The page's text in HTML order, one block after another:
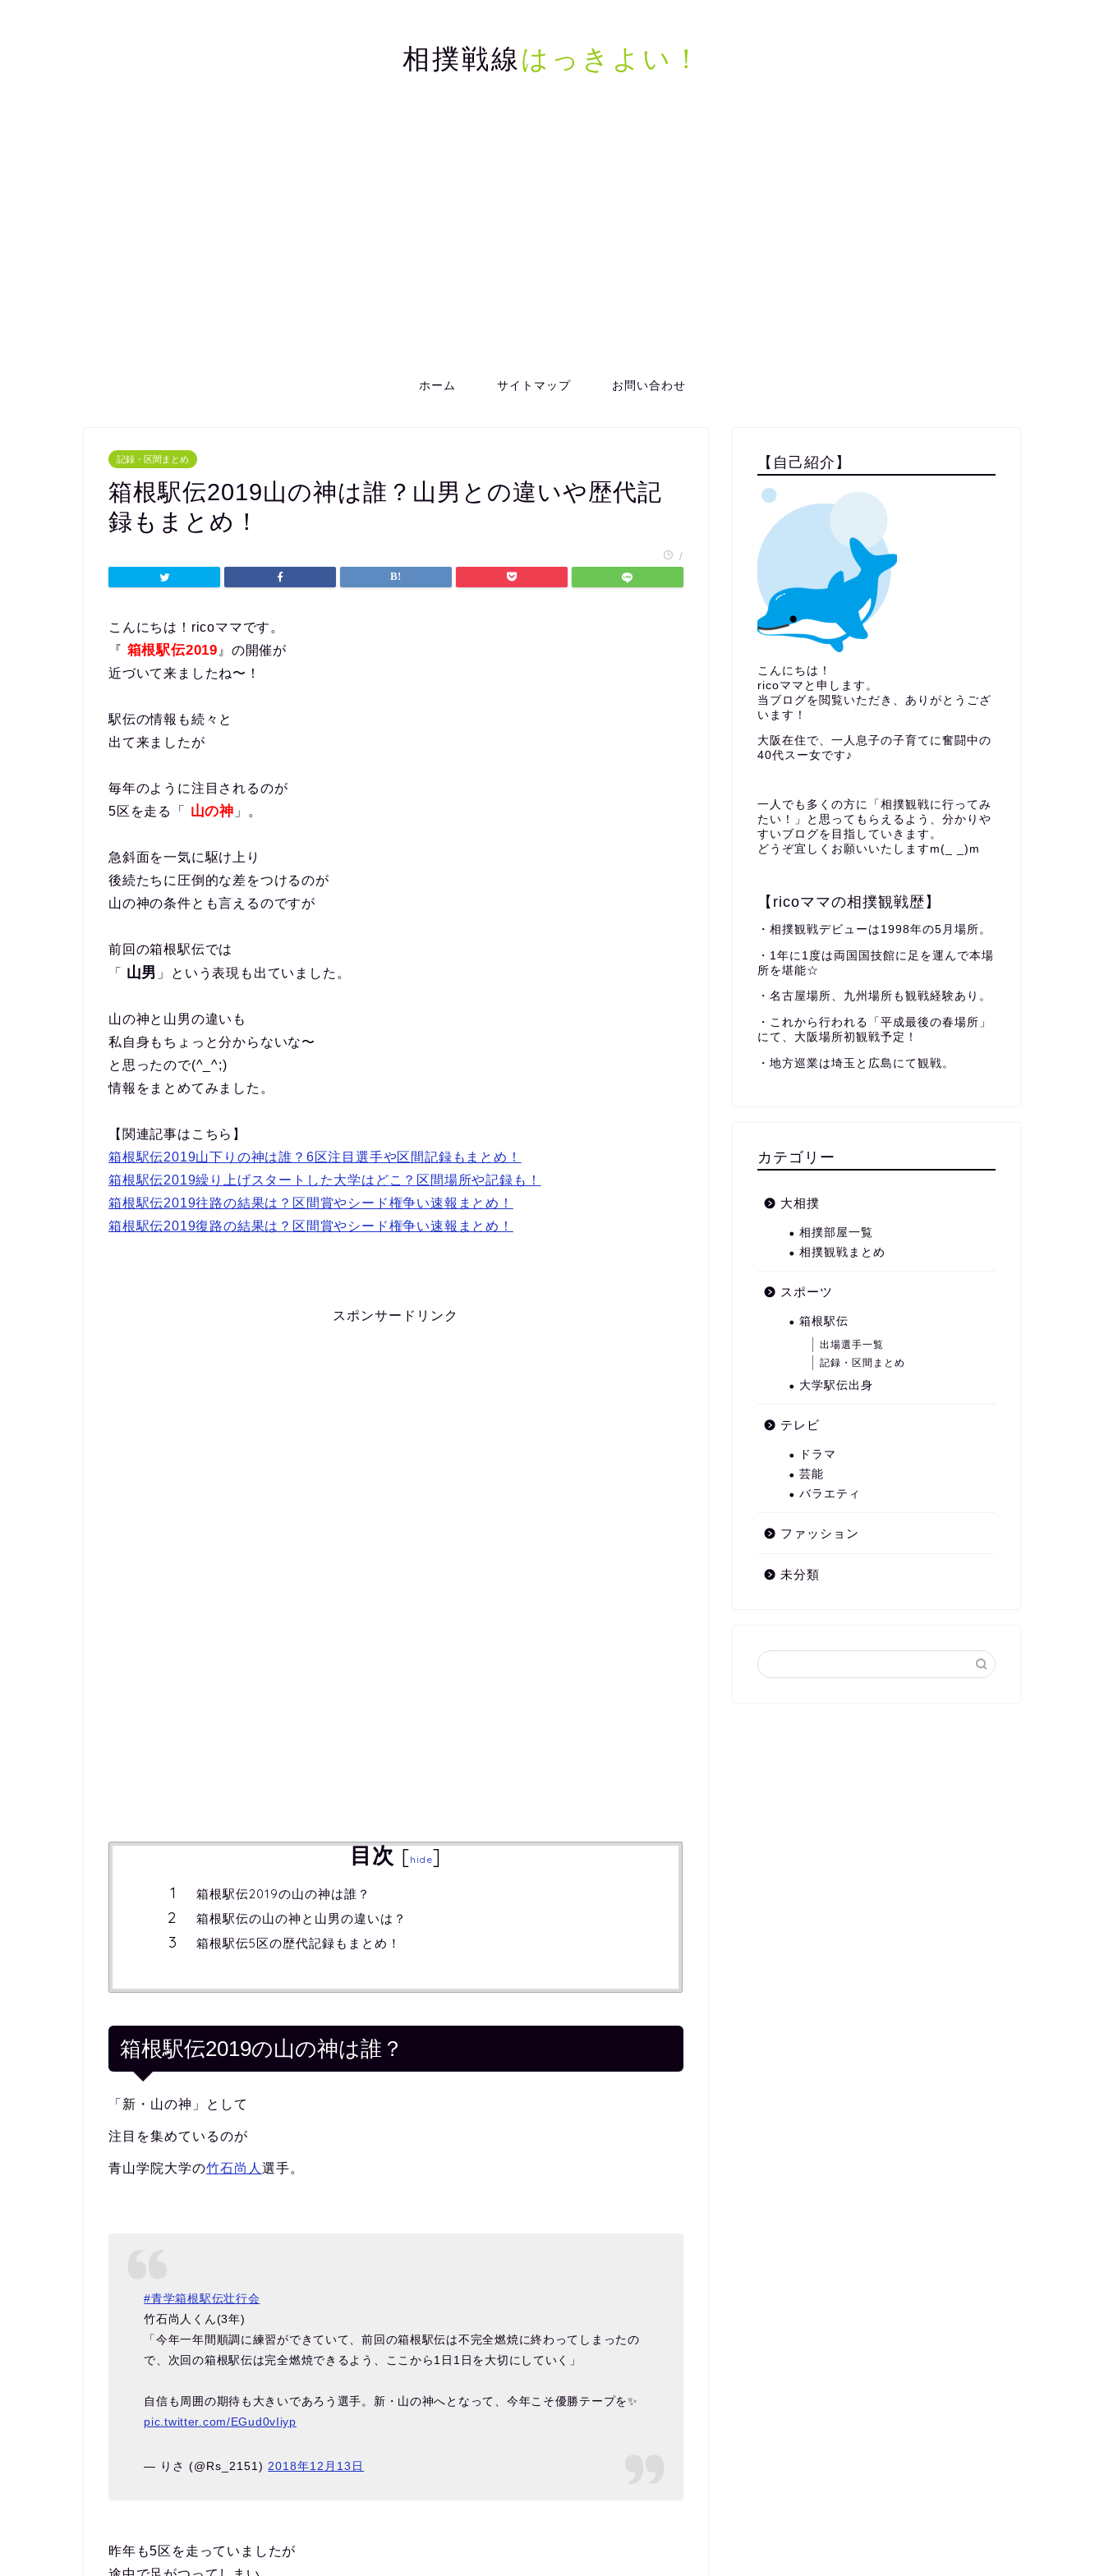
相撲戦線はっきよい！
ホーム サイトマップ お問い合わせ
記録・区間まとめ
箱根駅伝2019山の神は誰？山男との違いや歴代記
録もまとめ！
/
こんにちは！ricoママです。
『 箱根駅伝2019 』の開催が
近づいて来ましたね〜！
駅伝の情報も続々と
出て来ましたが
毎年のように注目されるのが
5区を走る「
山の神 」。
急斜面を一気に駆け上り
後続たちに圧倒的な差をつけるのが
山の神の条件とも言えるのですが
前回の箱根駅伝では
「 山男 」という表現も出ていました。
山の神と山男の違いも
私自身もちょっと分からないな〜
と思ったので(^_^;)
情報をまとめてみました。
【関連記事はこちら】
箱根駅伝2019山下りの神は誰？6区注目選手や区間記録もまとめ！
箱根駅伝2019繰り上げスタートした大学はどこ？区間場所や記録も！
箱根駅伝2019往路の結果は？区間賞やシード権争い速報まとめ！
箱根駅伝2019復路の結果は？区間賞やシード権争い速報まとめ！
スポンサードリンク
目次 [hide]
箱根駅伝2019の山の神は誰？
箱根駅伝の山の神と山男の違いは？
箱根駅伝5区の歴代記録もまとめ！
箱根駅伝2019の山の神は誰？
「新・山の神」として
注目を集めているのが
青山学院大学の竹石尚人 選手。
#青学箱根駅伝壮行会
竹石尚人くん(3年)
「今年一年間順調に練習ができていて、前回の箱根駅伝は不完全燃焼に終わってしまったの
で、次回の箱根駅伝は完全燃焼できるよう、ここから1日1日を大切にしていく」
自信も周囲の期待も大きいであろう選手。新・山の神へとなって、今年こそ優勝テープを✨
pic.twitter.com/EGud0vIiyp
— りさ (@Rs_2151) 2018年12月13日
昨年も5区を走っていましたが
【自己紹介】
こんにちは！
ricoママと申します。
当ブログを閲覧いただき、ありがとうござ
います！
大阪在住で、一人息子の子育てに奮闘中の
40代スー女です♪
一人でも多くの方に「相撲観戦に行ってみ
たい！」と思ってもらえるよう、分かりや
すいブログを目指していきます。
どうぞ宜しくお願いいたしますm(_ _)m
【ricoママの相撲観戦歴】
・相撲観戦デビューは1998年の5月場所。
・1年に1度は両国国技館に足を運んで本場
所を堪能☆
・名古屋場所、九州場所も観戦経験あり。
・これから行われる「平成最後の春場所」
にて、大阪場所初観戦予定！
・地方巡業は埼玉と広島にて観戦。
カテゴリー
大相撲
相撲部屋一覧
相撲観戦まとめ
スポーツ
箱根駅伝
出場選手一覧
記録・区間まとめ
大学駅伝出身
テレビ
ドラマ
芸能
バラエティ
ファッション
未分類